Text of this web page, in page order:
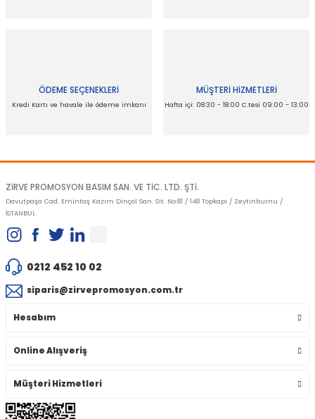
ÖDEME SEÇENEKLERİ
Kredi Kartı ve havale ile ödeme imkanı
MÜŞTERİ HİZMETLERİ
Hafta içi: 08:30 - 18:00 C.tesi 09:00 - 13:00
ZİRVE PROMOSYON BASIM SAN. VE TİC. LTD. ŞTİ.
Davutpaşa Cad. Emintaş Kazım Dinçol San. Sit. No:81 / 148 Topkapı / Zeytinburnu /
İSTANBUL
0212 452 10 02
siparis@zirvepromosyon.com.tr
Hesabım
Online Alışveriş
Müşteri Hizmetleri